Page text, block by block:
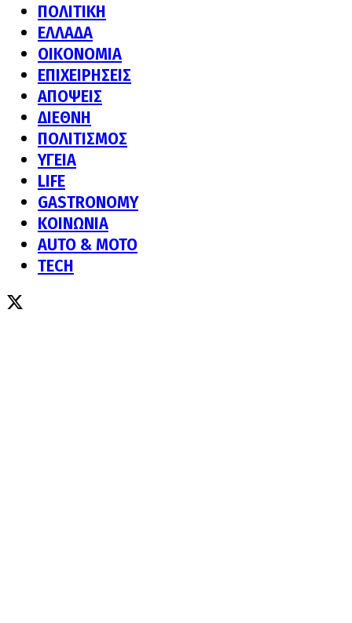
ΠΟΛΙΤΙΚΗ
ΕΛΛΑΔΑ
ΟΙΚΟΝΟΜΙΑ
ΕΠΙΧΕΙΡΗΣΕΙΣ
ΑΠΟΨΕΙΣ
ΔΙΕΘΝΗ
ΠΟΛΙΤΙΣΜΟΣ
ΥΓΕΙΑ
LIFE
GASTRONOMY
ΚΟΙΝΩΝΙΑ
AUTO & MOTO
TECH